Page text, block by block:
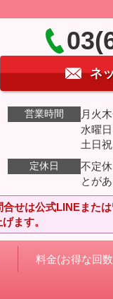
ネ
営業時間
月火
水曜
土日
定休日
不定
とが
せは公式LINEまた
ます。
料金(お得な回